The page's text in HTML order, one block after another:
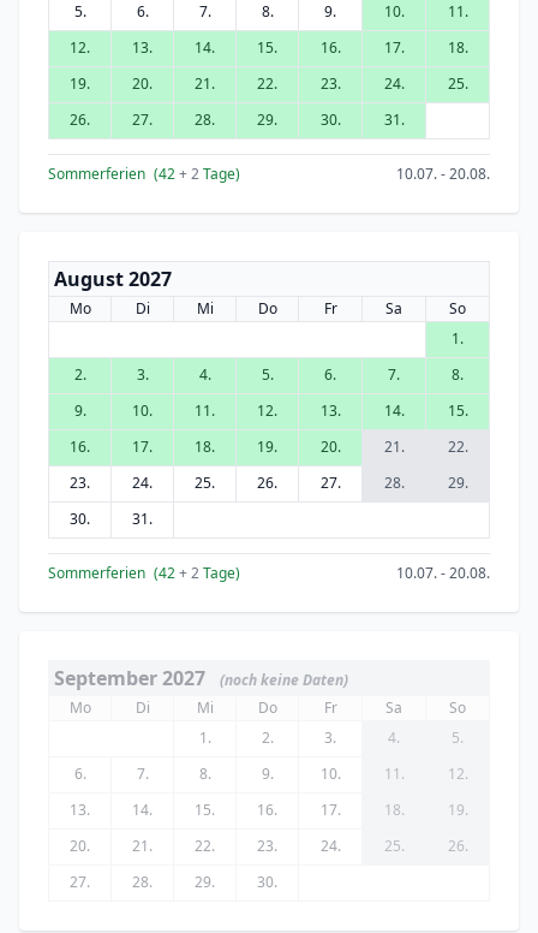
5.
6. 7. 8. 9. 10.
11.
12.
13. 14. 15. 16. 17.
18.
19.
20. 21. 22. 23. 24.
25.
26.
27. 28. 29. 30. 31.
Sommerferien (42+ 2Tage) 10.07. - 20.08.
August 2027
Mo Di Mi Do Fr Sa
So
1.
2.
3. 4. 5. 6. 7.
8.
9.
10. 11. 12. 13. 14.
15.
16.
17. 18. 19. 20. 21.
22.
23.
24. 25. 26. 27. 28.
29.
30.
31.
Sommerferien (42+ 2Tage) 10.07. - 20.08.
September 2027
(noch keine Daten)
Mo
Di Mi Do Fr Sa
So
1.
2. 3. 4.
5.
6.
7. 8. 9. 10. 11.
12.
13.
14. 15. 16. 17. 18.
19.
20.
21. 22. 23. 24. 25.
26.
27.
28. 29. 30.